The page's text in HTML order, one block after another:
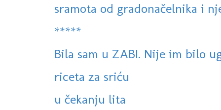
sramota od gradonačelnika i
*****
Bila sam u ZABI. Nije im bilo
riceta za sriću
u čekanju lita